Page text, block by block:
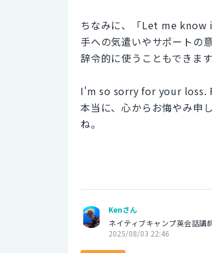
ちなみに、「Let me know
手への気遣いやサポートの
辞令的に使うこともできま
I'm so sorry for your
本当に、心からお悔やみ申
ね。
Kenさん
ネイティブキャンプ英会話講
2025/08/03 22:46